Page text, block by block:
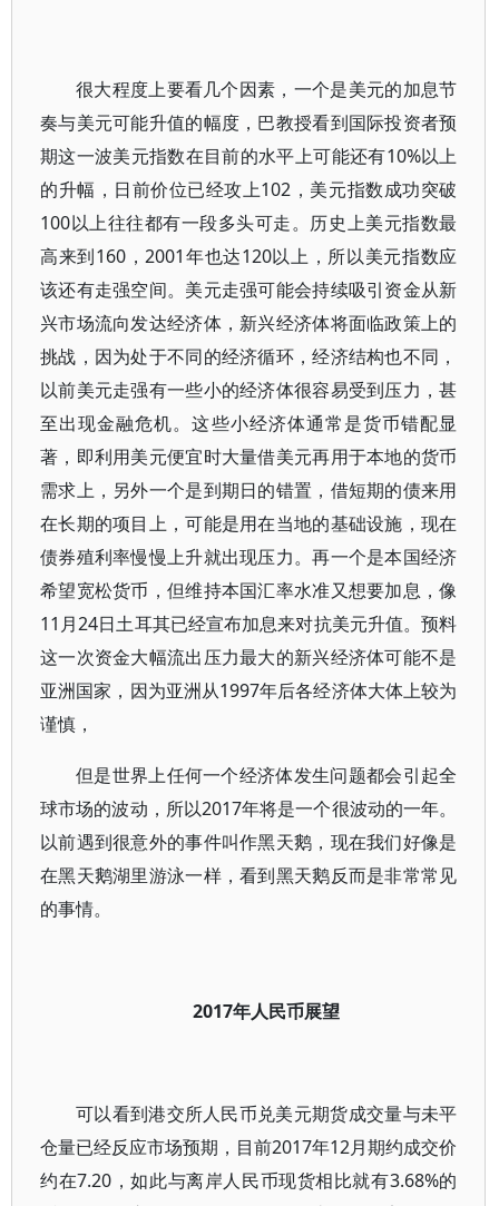
很大程度上要看几个因素，一个是美元的加息节
奏与美元可能升值的幅度，巴教授看到国际投资者预
期这一波美元指数在目前的水平上可能还有10%以上
的升幅，日前价位已经攻上102，美元指数成功突破
100以上往往都有一段多头可走。历史上美元指数最
高来到160，2001年也达120以上，所以美元指数应
该还有走强空间。美元走强可能会持续吸引资金从新
兴市场流向发达经济体，新兴经济体将面临政策上的
挑战，因为处于不同的经济循环，经济结构也不同，
以前美元走强有一些小的经济体很容易受到压力，甚
至出现金融危机。这些小经济体通常是货币错配显
著，即利用美元便宜时大量借美元再用于本地的货币
需求上，另外一个是到期日的错置，借短期的债来用
在长期的项目上，可能是用在当地的基础设施，现在
债券殖利率慢慢上升就出现压力。再一个是本国经济
希望宽松货币，但维持本国汇率水准又想要加息，像
11月24日土耳其已经宣布加息来对抗美元升值。预料
这一次资金大幅流出压力最大的新兴经济体可能不是
亚洲国家，因为亚洲从1997年后各经济体大体上较为
谨慎，
但是世界上任何一个经济体发生问题都会引起全
球市场的波动，所以2017年将是一个很波动的一年。
以前遇到很意外的事件叫作黑天鹅，现在我们好像是
在黑天鹅湖里游泳一样，看到黑天鹅反而是非常常见
的事情。
2017年人民币展望
可以看到港交所人民币兑美元期货成交量与未平
仓量已经反应市场预期，目前2017年12月期约成交价
约在7.20，如此与离岸人民币现货相比就有3.68%的